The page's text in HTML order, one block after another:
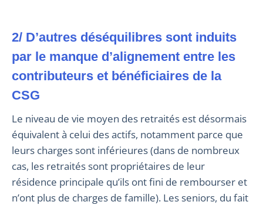
2/ D’autres déséquilibres sont induits
par le manque d’alignement entre les
contributeurs et bénéficiaires de la
CSG
Le niveau de vie moyen des retraités est désormais
équivalent à celui des actifs, notamment parce que
leurs charges sont inférieures (dans de nombreux
cas, les retraités sont propriétaires de leur
résidence principale qu’ils ont fini de rembourser et
n’ont plus de charges de famille). Les seniors, du fait